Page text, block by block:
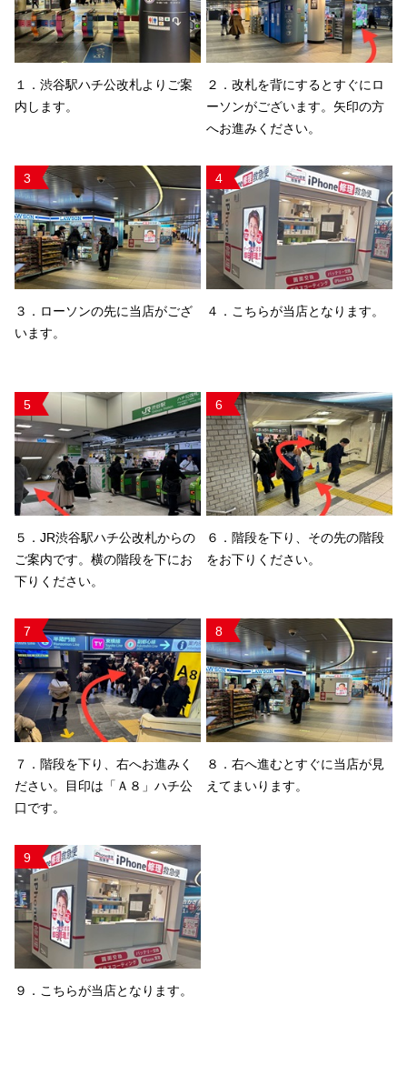
１．渋谷駅ハチ公改札よりご案
内します。
２．改札を背にするとすぐにロ
ーソンがございます。矢印の方
へお進みください。
3
３．ローソンの先に当店がござ
います。
4
４．こちらが当店となります。
5
５．JR渋谷駅ハチ公改札からの
ご案内です。横の階段を下にお
下りください。
6
６．階段を下り、その先の階段
をお下りください。
7
７．階段を下り、右へお進みく
ださい。目印は「Ａ８」ハチ公
口です。
8
８．右へ進むとすぐに当店が見
えてまいります。
9
９．こちらが当店となります。